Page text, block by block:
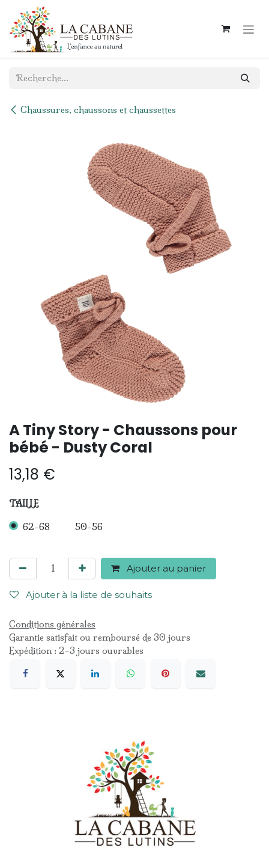
Se rendre au contenu
Chaussures, chaussons et chaussettes
A Tiny Story - Chaussons pour
bébé - Dusty Coral
13,18 €
TAILLE
62-68 50-56
Ajouter au panier
Ajouter à la liste de souhaits
Conditions générales
Garantie satisfait ou remboursé de 30 jours
Expédition : 2-3 jours ouvrables